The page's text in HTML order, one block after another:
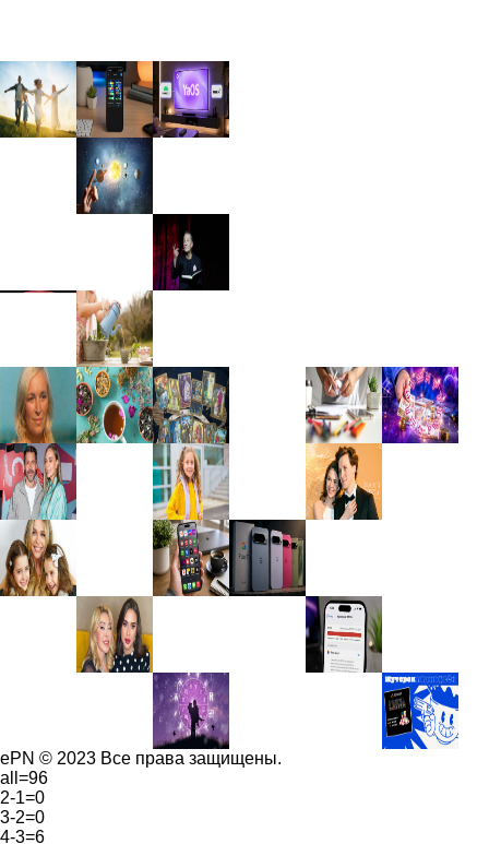
ePN © 2023 Все права защищены.
all=96
2-1=0
3-2=0
4-3=6